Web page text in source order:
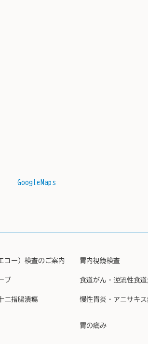
GoogleMaps
コー）検査のご案内 胃内視鏡検査
プ 食道がん・逆流性食道
二指腸潰瘍 慢性胃炎・アニサキ
胃の痛み